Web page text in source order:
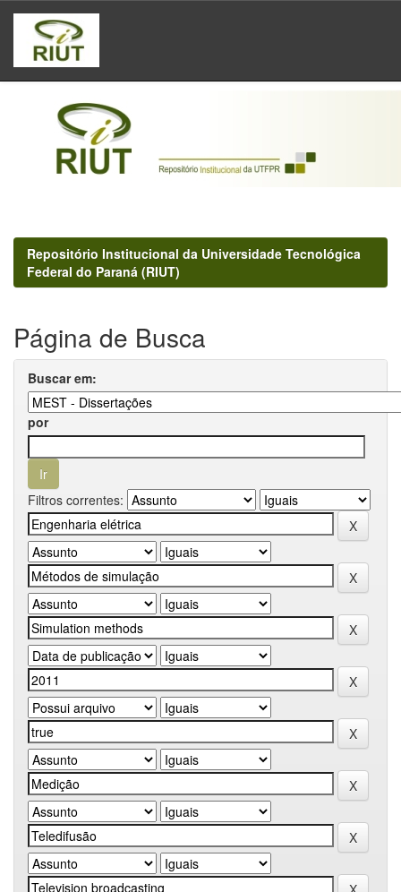
Skip
navigation
Repositório Institucional da Universidade Tecnológica
Federal do Paraná (RIUT)
Página de Busca
Buscar em:
por
Filtros correntes: